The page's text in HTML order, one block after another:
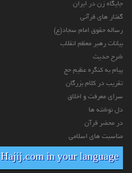
جایگاه زن در ایران
گفتار های قرآنی
رساله حقوق امام سجاد(ع)
بیانات رهبر معظم انقلاب
شرح حدیث
پیام به کنگره عظیم حج
تقریب در کلام بزرگان
سرای معرفت و اخلاق
دل نوشته ها
در محضر قرآن
مناسبت های اسلامی
Hajij.com in your language